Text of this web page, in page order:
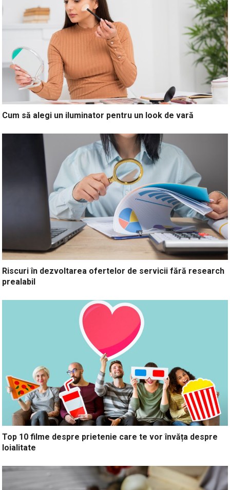
Cum să alegi un iluminator pentru un look de vară
Riscuri în dezvoltarea ofertelor de servicii fără research
prealabil
Top 10 filme despre prietenie care te vor învăța despre
loialitate